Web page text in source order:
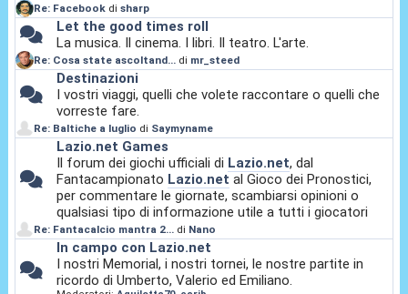
Re: Facebook disharp
Let the good times roll
La musica. Il cinema. I libri. Il teatro. L'arte.
Re: Cosa state ascoltand... di mr_steed
Destinazioni
I vostri viaggi, quelli che volete raccontare o quelli che
vorreste fare.
Re: Baltiche a luglio di Saymyname
Lazio.net Games
Il forum dei giochi ufficiali di Lazio.net, dal
Fantacampionato Lazio.net al Gioco dei Pronostici,
per commentare le giornate, scambiarsi opinioni o
qualsiasi tipo di informazione utile a tutti i giocatori
Re: Fantacalcio mantra 2... di Nano
In campo con Lazio.net
I nostri Memorial, i nostri tornei, le nostre partite in
ricordo di Umberto, Valerio ed Emiliano.